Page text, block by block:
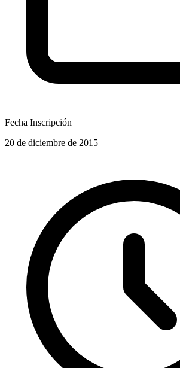
Fecha Inscripción
20 de diciembre de 2015